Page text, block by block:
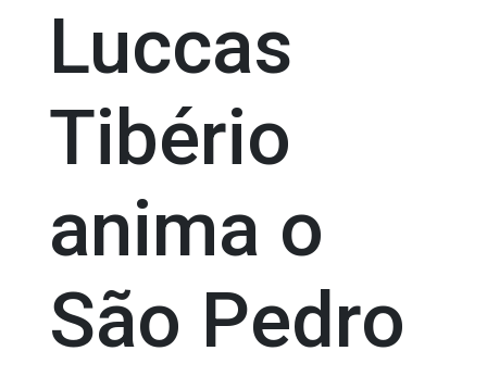
Luccas
Tibério
anima o
São Pedro